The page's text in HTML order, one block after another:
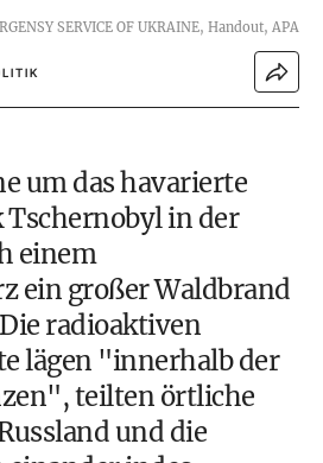
SERVICE OF UKRAINE, Handout, APA
um das havarierte
in der
einem
ein großer Waldbrand
radioaktiven
lägen "innerhalb der
teilten örtliche
und die